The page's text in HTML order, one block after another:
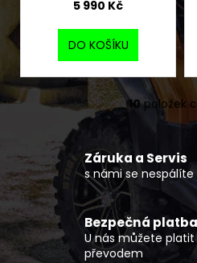
5 990 Kč
DO KOŠÍKU
O
v
l
á
d
a
c
í
10položek
Záruka a Servis
s námi se nespálíte
Bezpečná platba
U nás můžete
převodem